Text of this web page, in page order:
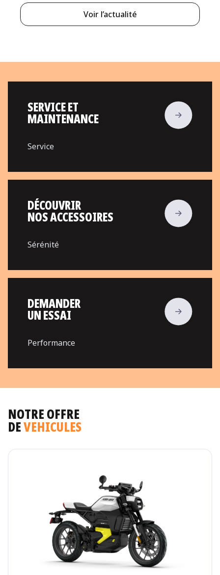
Voir l’actualité
SERVICE ET
MAINTENANCE
Service
DÉCOUVRIR
NOS ACCESSOIRES
Sérénité
DEMANDER
UN ESSAI
Performance
NOTRE OFFRE
DEVEHICULES